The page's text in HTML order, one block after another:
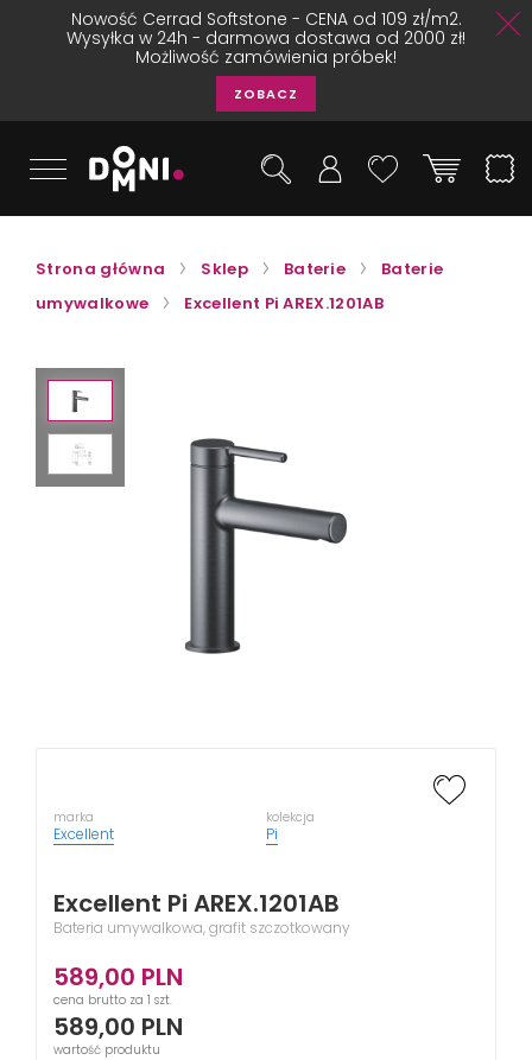
Nowość Cerrad Softstone - CENA od 109 zł/m2.
Wysyłka w 24h - darmowa dostawa od 2000 zł!
Możliwość zamówienia próbek!
ZOBACZ
Strona główna Sklep Baterie
Baterie
umywalkowe
Excellent Pi AREX.1201AB
marka
Excellent
kolekcja
Pi
Excellent Pi AREX.1201AB
Bateria umywalkowa, grafit szczotkowany
589,00 PLN
cena brutto za 1 szt.
589,00 PLN
wartość produktu